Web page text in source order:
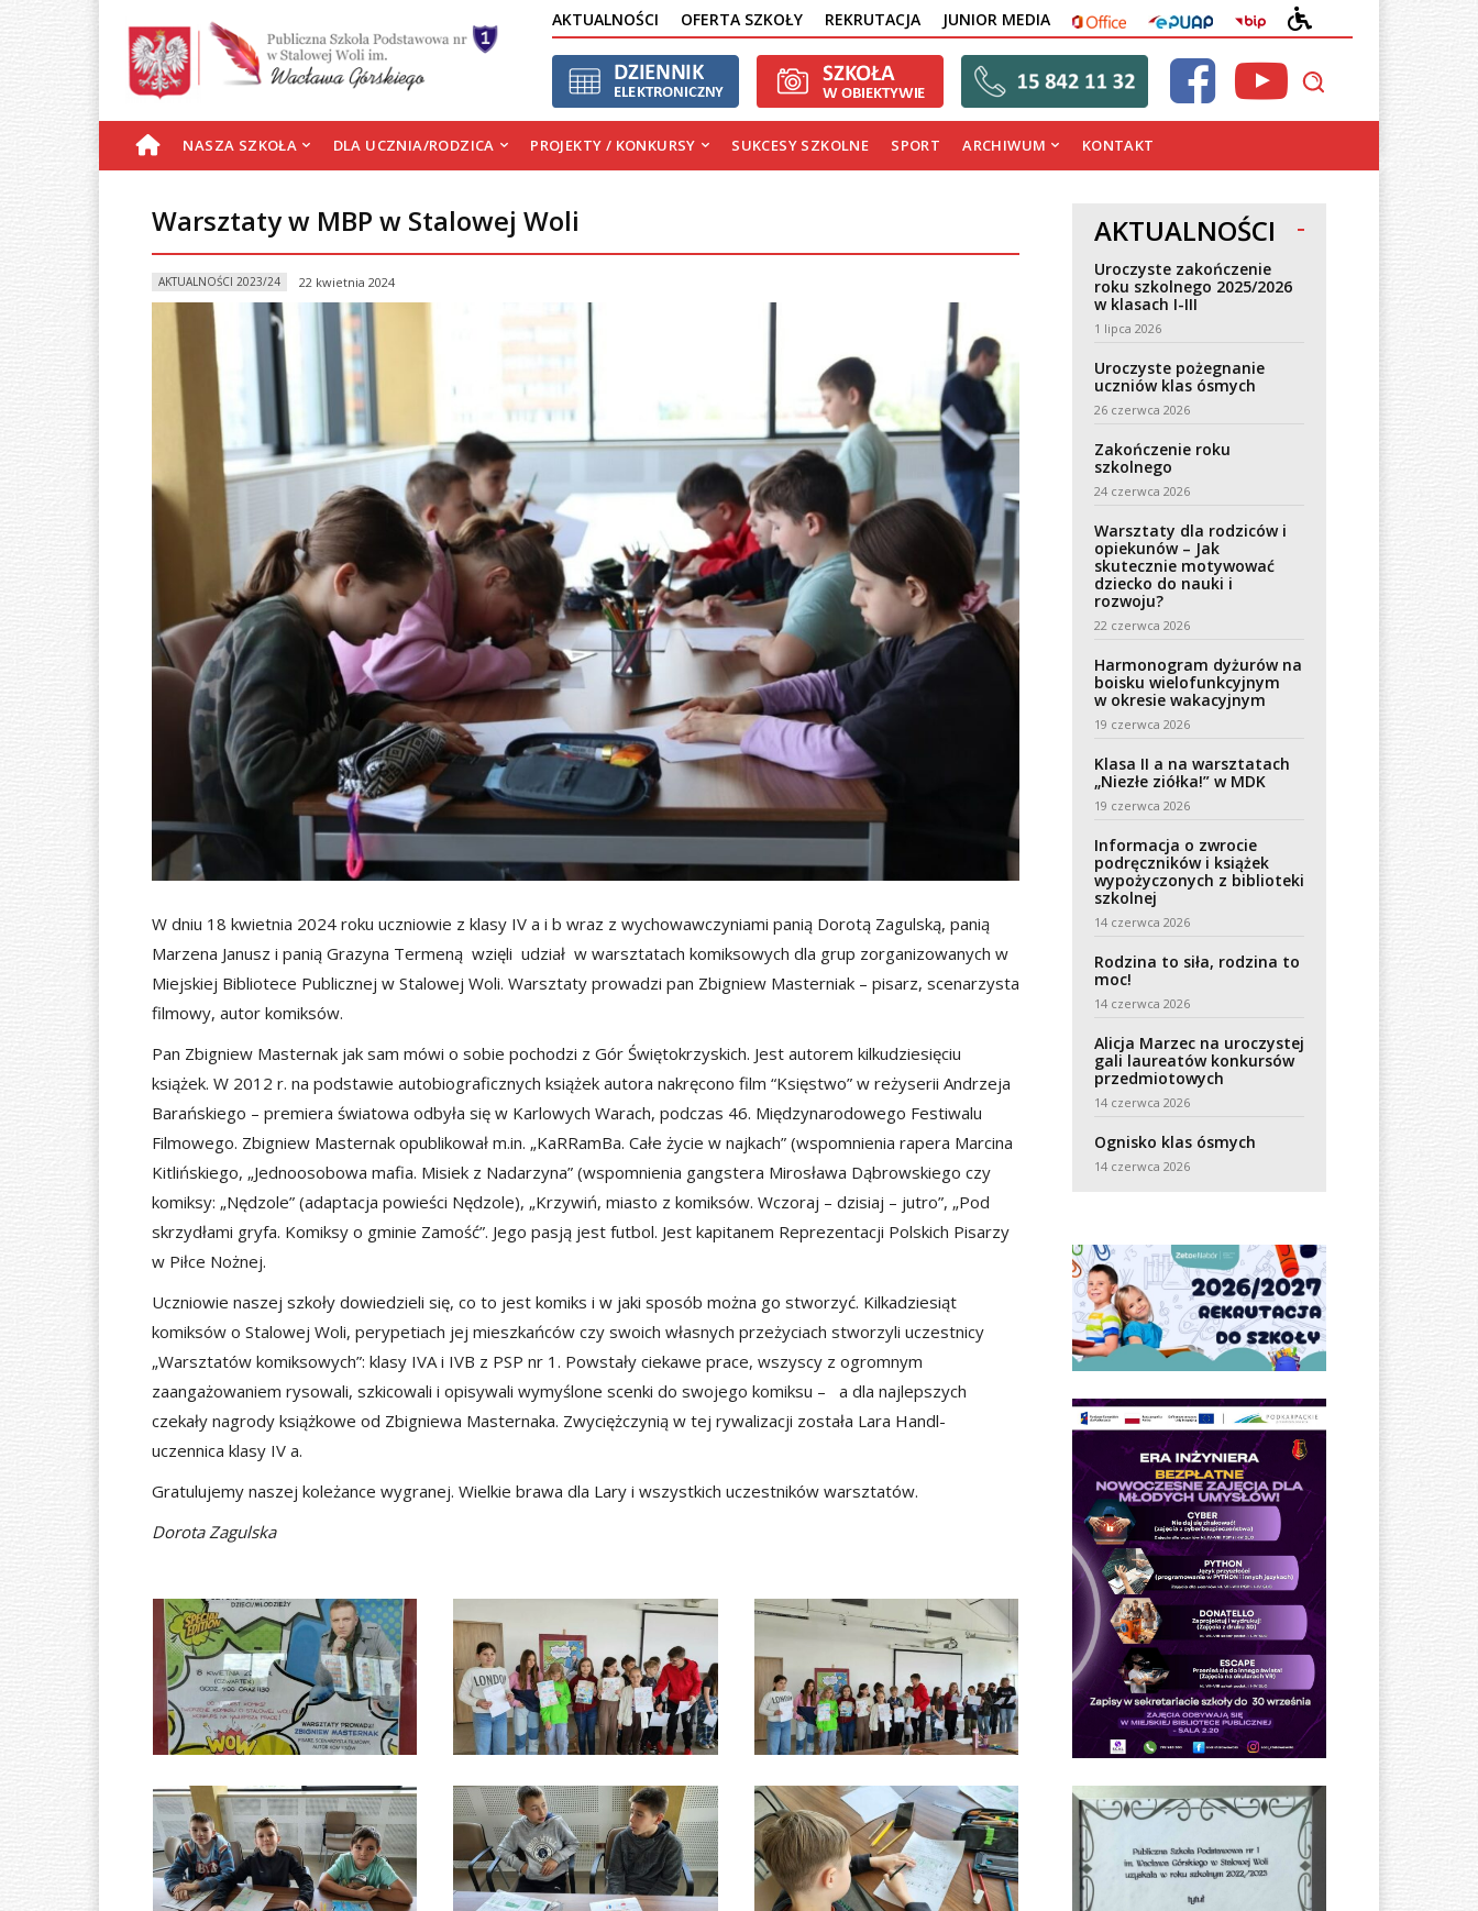
AKTUALNOŚCI OFERTA SZKOŁY REKRUTACJA JUNIOR MEDIA OFFICE EPUAP BIP
DOSTĘPNOŚCI
S
O
Ł
N
NASZA SZKOŁA DLA UCZNIA/RODZICA PROJEKTY / KONKURSY SUKCESY SZKOLNE SPORT ARCHIWUM KONTAKT
Warsztaty w MBP w Stalowej Woli
AKTUALNOŚCI 2023/24 22 kwietnia 2024
W dniu 18 kwietnia 2024 roku uczniowie z klasy IV a i b wraz z wychowawczyniami panią Dorotą Zagulską, panią
Marzena Janusz i panią Grazyna Termeną wzięli udział w warsztatach komiksowych dla grup zorganizowanych w
Miejskiej Bibliotece Publicznej w Stalowej Woli. Warsztaty prowadzi pan Zbigniew Masterniak – pisarz, scenarzysta
filmowy, autor komiksów.
Pan Zbigniew Masternak jak sam mówi o sobie pochodzi z Gór Świętokrzyskich. Jest autorem kilkudziesięciu
książek. W 2012 r. na podstawie autobiograficznych książek autora nakręcono film “Księstwo” w reżyserii Andrzeja
Barańskiego – premiera światowa odbyła się w Karlowych Warach, podczas 46. Międzynarodowego Festiwalu
Filmowego. Zbigniew Masternak opublikował m.in. „KaRRamBa. Całe życie w najkach” (wspomnienia rapera Marcina
Kitlińskiego, „Jednoosobowa mafia. Misiek z Nadarzyna” (wspomnienia gangstera Mirosława Dąbrowskiego czy
komiksy: „Nędzole” (adaptacja powieści Nędzole), „Krzywiń, miasto z komiksów. Wczoraj – dzisiaj – jutro”, „Pod
skrzydłami gryfa. Komiksy o gminie Zamość”. Jego pasją jest futbol. Jest kapitanem Reprezentacji Polskich Pisarzy
w Piłce Nożnej.
Uczniowie naszej szkoły dowiedzieli się, co to jest komiks i w jaki sposób można go stworzyć. Kilkadziesiąt
komiksów o Stalowej Woli, perypetiach jej mieszkańców czy swoich własnych przeżyciach stworzyli uczestnicy
„Warsztatów komiksowych”: klasy IVA i IVB z PSP nr 1. Powstały ciekawe prace, wszyscy z ogromnym
zaangażowaniem rysowali, szkicowali i opisywali wymyślone scenki do swojego komiksu – a dla najlepszych
czekały nagrody książkowe od Zbigniewa Masternaka. Zwyciężczynią w tej rywalizacji została Lara Handl-
uczennica klasy IV a.
Gratulujemy naszej koleżance wygranej. Wielkie brawa dla Lary i wszystkich uczestników warsztatów.
Dorota Zagulska
AKTUALNOŚCI
Uroczyste zakończenie
roku szkolnego 2025/2026
w klasach I-III
1 lipca 2026
Uroczyste pożegnanie
uczniów klas ósmych
26 czerwca 2026
Zakończenie roku
szkolnego
24 czerwca 2026
Warsztaty dla rodziców i
opiekunów – Jak
skutecznie motywować
dziecko do nauki i
rozwoju?
22 czerwca 2026
Harmonogram dyżurów na
boisku wielofunkcyjnym
w okresie wakacyjnym
19 czerwca 2026
Klasa II a na warsztatach
„Niezłe ziółka!” w MDK
19 czerwca 2026
Informacja o zwrocie
podręczników i książek
wypożyczonych z biblioteki
szkolnej
14 czerwca 2026
Rodzina to siła, rodzina to
moc!
14 czerwca 2026
Alicja Marzec na uroczystej
gali laureatów konkursów
przedmiotowych
14 czerwca 2026
Ognisko klas ósmych
14 czerwca 2026